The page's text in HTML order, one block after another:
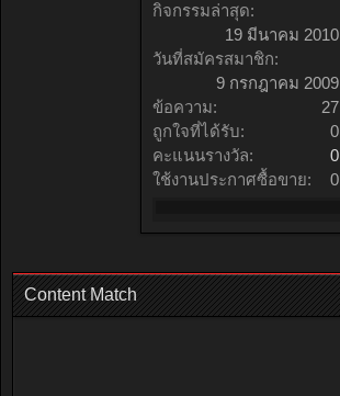
กิจกรรมล่าสุด:
19 มีนาคม 2010
วันที่สมัครสมาชิก:
9 กรกฎาคม 2009
ข้อความ:
27
ถูกใจที่ได้รับ:
0
คะแนนรางวัล:
0
ใช้งานประกาศซื้อขาย:
0
Content Match